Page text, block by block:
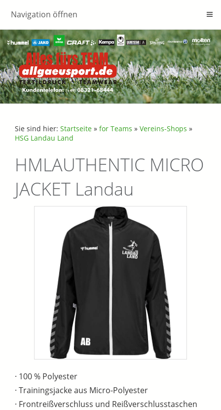
Navigation öffnen
Sie sind hier: Startseite » for Teams » Vereins-Shops »
HSG Landau Land
HMLAUTHENTIC MICRO
JACKET Landau
· 100 % Polyester
· Trainingsjacke aus Micro-Polyester
· Frontreißverschluss und Reißverschlusstaschen